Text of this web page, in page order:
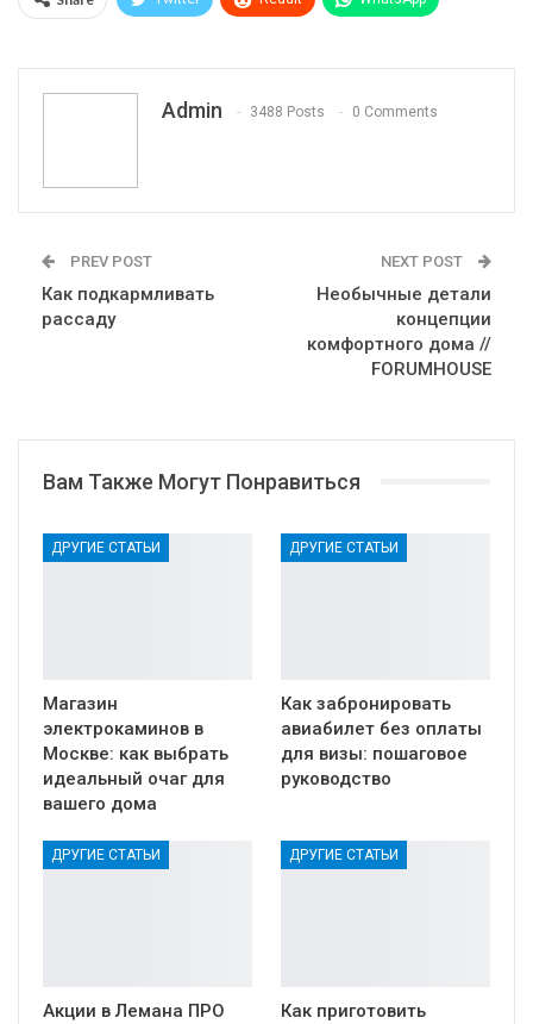
Admin 3488 Posts 0 Comments
PREV POST
Как подкармливать
рассаду
NEXT POST
Необычные детали
концепции
комфортного дома //
FORUMHOUSE
Вам Также Могут Понравиться
ДРУГИЕ СТАТЬИ
Магазин
электрокаминов в
Москве: как выбрать
идеальный очаг для
вашего дома
ДРУГИЕ СТАТЬИ
Как забронировать
авиабилет без оплаты
для визы: пошаговое
руководство
ДРУГИЕ СТАТЬИ
Акции в Лемана ПРО
ДРУГИЕ СТАТЬИ
Как приготовить